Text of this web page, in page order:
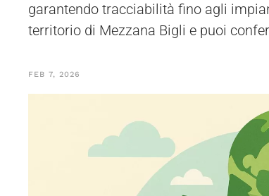
garantendo tracciabilità fino agli
territorio di Mezzana Bigli e puoi
FEB 7, 2026